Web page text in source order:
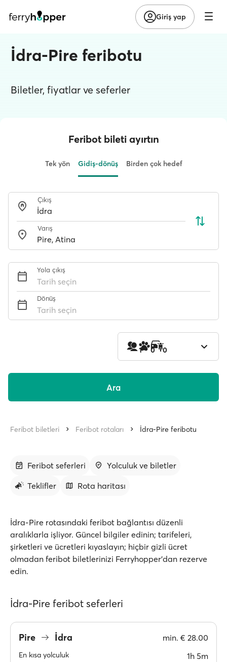
Giriş yap
İdra-Pire feribotu
Biletler, fiyatlar ve seferler
Feribot bileti ayırtın
Tek yön Gidiş-dönüş Birden çok hedef
Çıkış
Varış
Yola çıkış
Tarih seçin
Dönüş
Tarih seçin
1 0 0
Ara
Feribot biletleri Feribot rotaları İdra-Pire feribotu
Feribot seferleri
Yolculuk ve biletler
Teklifler
Rota haritası
İdra-Pire rotasındaki feribot bağlantısı düzenli
aralıklarla işliyor. Güncel bilgiler edinin; tarifeleri,
şirketleri ve ücretleri kıyaslayın; hiçbir gizli ücret
olmadan feribot biletlerinizi Ferryhopper'dan rezerve
edin.
İdra-Pire feribot seferleri
Pire İdra min. € 28.00
En kısa yolculuk 1h 5m